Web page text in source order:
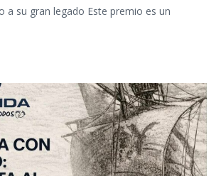
a su gran legado Este premio es un